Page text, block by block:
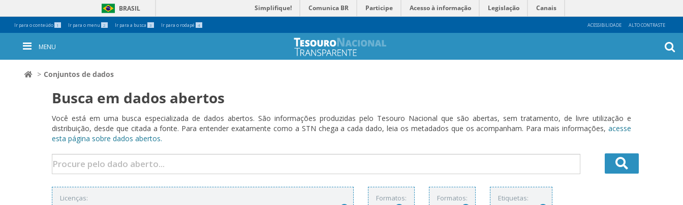
Ir para o conteúdo 1 Ir para o menu 2 Ir para a busca 3 Ir para o rodapé 4 ACESSIBILIDADE ALTO CONTRASTE
BRASIL Simplifique! Comunica BR Participe Acesso à informação Legislação Canais
Ferramentas
Pessoais
MENU
Conjuntos de dados
Busca em dados abertos
Você está em uma busca especializada de dados abertos. São informações produzidas pelo Tesouro Nacional que são abertas, sem tratamento, de livre utilização e
distribuição, desde que citada a fonte. Para entender exatamente como a STN chega a cada dado, leia os metadados que os acompanham. Para mais informações, acesse
esta página sobre dados abertos.
Licenças: Formatos: Formatos: Etiquetas: